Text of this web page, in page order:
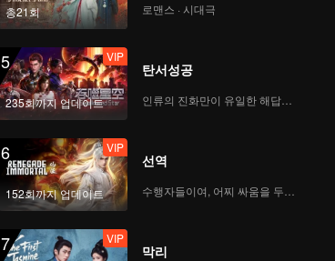
118
VIP
120
VIP
총21회 로맨스 · 시대극
5
235회까지 업데이트
VIP
탄서성공
인류의 진화만이 유일한 해답이다
6
152회까지 업데이트
VIP
선역
7 VIP
막리